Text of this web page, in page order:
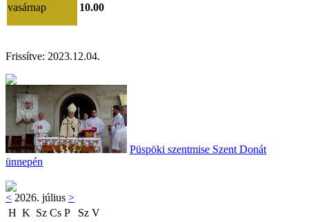
vasárnap 10.00
Frissítve: 2023.12.04.
Püspöki szentmise Szent Donát
ünnepén
< 2026. július >
H K Sz Cs P Sz V